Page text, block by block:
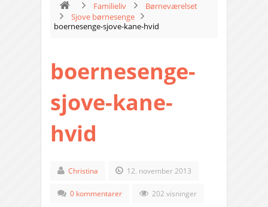
Familieliv
Børneværelset
Sjove børnesenge
boernesenge-sjove-kane-hvid
boernesenge-
sjove-kane-
hvid
Christina 12. november 2013
0 kommentarer 202 visninger